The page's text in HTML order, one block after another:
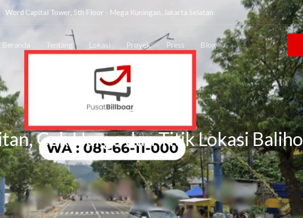
Word Capital Tower, 5th Floor - Mega Kuningan, Jakarta Selatan
Beranda Tentang Lokasi Proyek Press Blog
Cek Harga dan Titik Lokasi Baliho